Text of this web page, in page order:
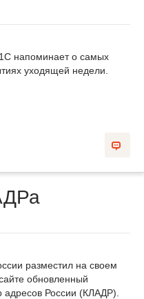
напоминает о самых
уходящей недели.
разместил на своем
обновленный
адресов России (КЛАДР).